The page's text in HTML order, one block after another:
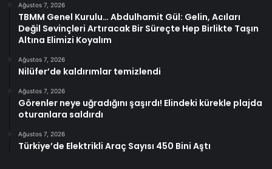
Ağustos 7, 2026
TBMM Genel Kurulu… Abdulhamit Gül: Gelin, Acıları
Değil Sevinçleri Artıracak Bir Süreçte Hep Birlikte Taşın
Altına Elimizi Koyalım
Ağustos 7, 2026
Nilüfer’de kaldırımlar temizlendi
Ağustos 7, 2026
Görenler neye uğradığını şaşırdı! Elindeki kürekle plajda
oturanlara saldırdı
Ağustos 7, 2026
Türkiye’de Elektrikli Araç Sayısı 450 Bini Aştı